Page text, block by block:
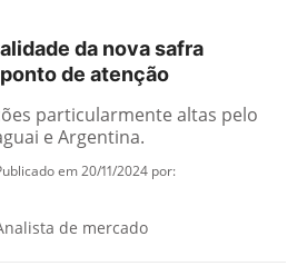
da nova safra
de atenção
particularmente altas pelo
e Argentina.
em 20/11/2024 por:
de mercado